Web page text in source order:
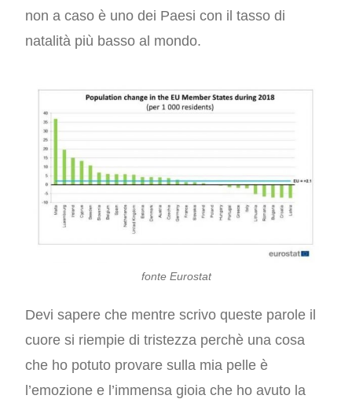
non a caso è uno dei Paesi con il tasso di
natalità più basso al mondo.
fonte Eurostat
Devi sapere che mentre scrivo queste parole il
cuore si riempie di tristezza perchè una cosa
che ho potuto provare sulla mia pelle è
l’emozione e l’immensa gioia che ho avuto la